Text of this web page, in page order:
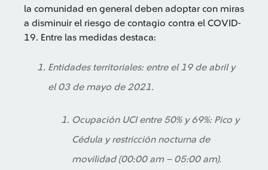
la comunidad en general deben adoptar con miras
a disminuir el riesgo de contagio contra el COVID-
19. Entre las medidas destaca:
Entidades territoriales: entre el 19 de abril y
el 03 de mayo de 2021.
Ocupación UCI entre 50% y 69%: Pico y
Cédula y restricción nocturna de
movilidad (00:00 am – 05:00 am).